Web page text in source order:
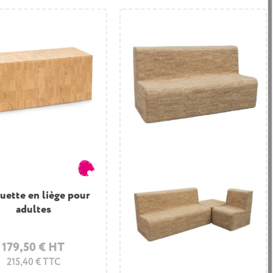
en liège pour
adultes
179,50 € HT
215,40 € TTC